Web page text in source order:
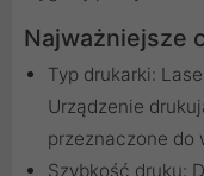
Najważniejsze
Typ drukarki:
Urządzenie
przeznaczone do
Szybkość druku: